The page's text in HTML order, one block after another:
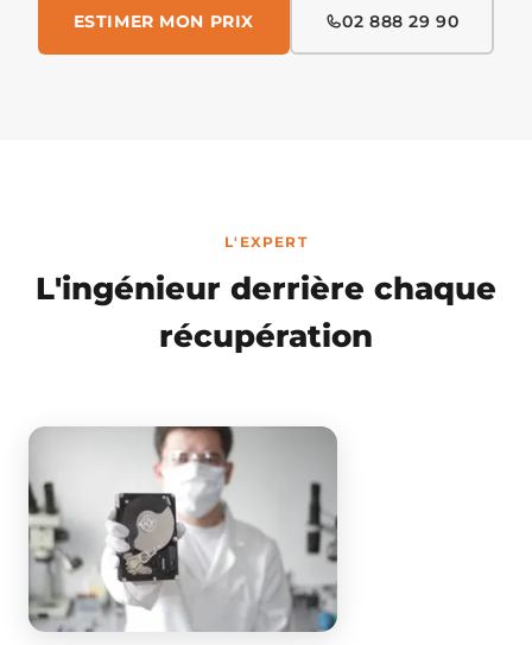
ESTIMER MON PRIX 02 888 29 90
L'EXPERT
L'ingénieur derrière chaque
récupération